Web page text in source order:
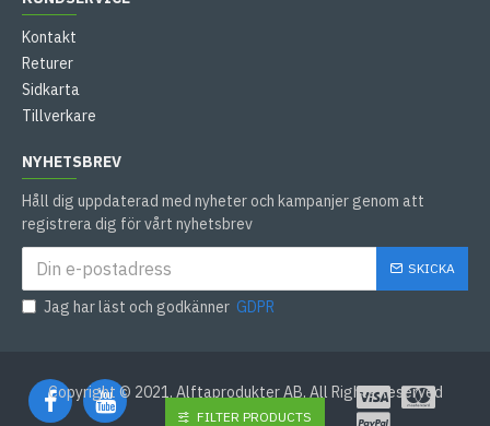
Kontakt
Returer
Sidkarta
Tillverkare
NYHETSBREV
Håll dig uppdaterad med nyheter och kampanjer genom att
registrera dig för vårt nyhetsbrev
SKICKA
Jag har läst och godkänner GDPR
Copyright © 2021, Alftaprodukter AB, All Rights Reserved
FILTER PRODUCTS